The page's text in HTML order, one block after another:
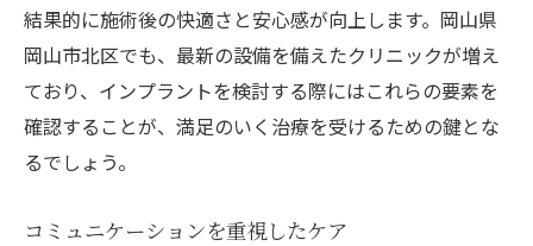
結果的に施術後の快適さと安心感が向上します。岡山県
岡山市北区でも、最新の設備を備えたクリニックが増え
ており、インプラントを検討する際にはこれらの要素を
確認することが、満足のいく治療を受けるための鍵とな
るでしょう。
コミュニケーションを重視したケア